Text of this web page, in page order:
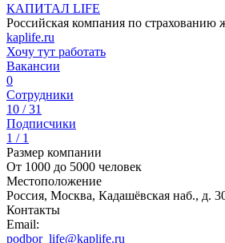
КАПИТАЛ LIFE
Российская компания по страхованию
kaplife.ru
Хочу тут работать
Вакансии
0
Сотрудники
10 / 31
Подписчики
1 / 1
Размер компании
От 1000 до 5000 человек
Местоположение
Россия, Москва, Кадашёвская наб., д.
Контакты
Email:
podbor_life@kaplife.ru